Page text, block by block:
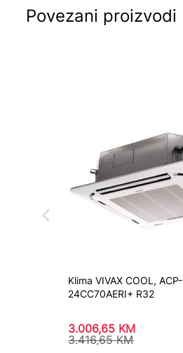
Povezani proizvodi
Klima VIVAX COOL, ACP-
24CC70AERI+ R32
3.006,65 KM
3.416,65KM